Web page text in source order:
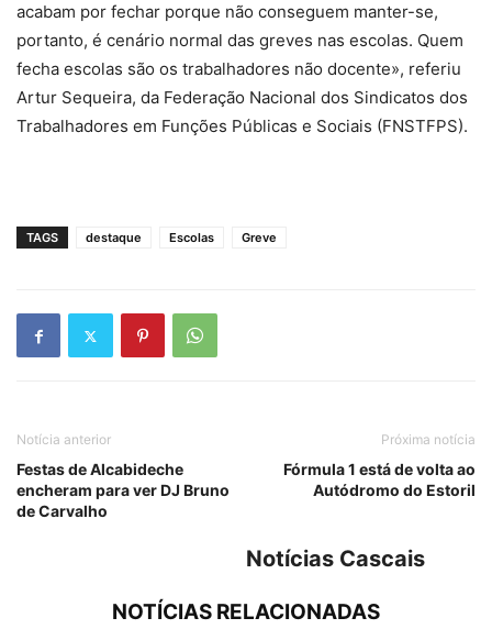
acabam por fechar porque não conseguem manter-se,
portanto, é cenário normal das greves nas escolas. Quem
fecha escolas são os trabalhadores não docente», referiu
Artur Sequeira, da Federação Nacional dos Sindicatos dos
Trabalhadores em Funções Públicas e Sociais (FNSTFPS).
TAGS destaque Escolas Greve
Notícia anterior
Festas de Alcabideche
encheram para ver DJ Bruno
de Carvalho
Próxima notícia
Fórmula 1 está de volta ao
Autódromo do Estoril
Notícias Cascais
NOTÍCIAS RELACIONADAS